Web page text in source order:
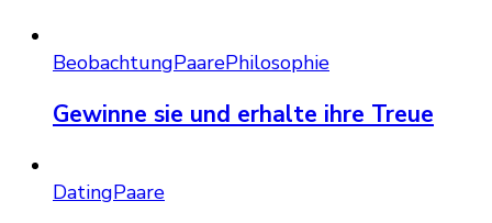
BeobachtungPaarePhilosophie
Gewinne sie und erhalte ihre Treue
DatingPaare